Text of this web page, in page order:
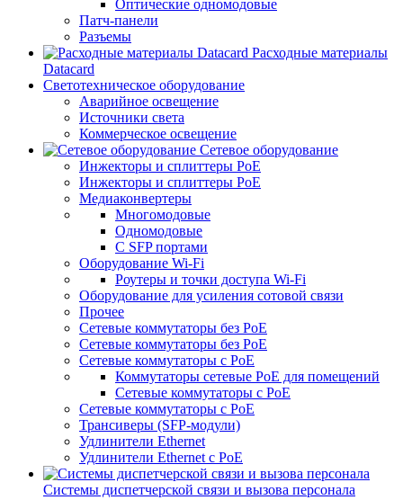
Оптические одномодовые
Патч-панели
Разъемы
Расходные материалы
Datacard
Светотехническое оборудование
Аварийное освещение
Источники света
Коммерческое освещение
Сетевое оборудование
Инжекторы и сплиттеры PoE
Инжекторы и сплиттеры РоЕ
Медиаконвертеры
Многомодовые
Одномодовые
С SFP портами
Оборудование Wi-Fi
Роутеры и точки доступа Wi-Fi
Оборудование для усиления сотовой связи
Прочее
Сетевые коммутаторы без PoE
Сетевые коммутаторы без РоЕ
Сетевые коммутаторы с PoE
Коммутаторы сетевые PoE для помещений
Сетевые коммутаторы с PoE
Сетевые коммутаторы с РоЕ
Трансиверы (SFP-модули)
Удлинители Ethernet
Удлинители Ethernet с PoE
Системы диспетчерской связи и вызова персонала